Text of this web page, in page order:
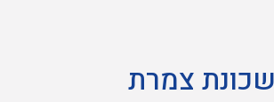
צמרת